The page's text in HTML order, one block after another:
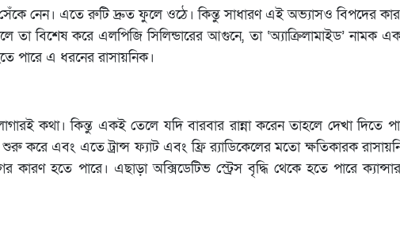
নেন। এতে রুটি দ্রুত ফুলে ওঠে। কিন্তু সাধারণ এই অভ্যাসও বিপদের
তা বিশেষ করে এলপিজি সিলিন্ডারের আগুনে, তা ‌‘অ্যাক্রিলামাইড’ নামক
পারে এ ধরনের রাসায়নিক।
কথা। কিন্তু একই তেলে যদি বারবার রান্না করেন তাহলে দেখা দিতে
করে এবং এতে ট্রান্স ফ্যাট এবং ফ্রি র‍্যাডিকেলের মতো ক্ষতিকারক
হতে পারে। এছাড়া অক্সিডেটিভ স্ট্রেস বৃদ্ধি থেকে হতে পারে